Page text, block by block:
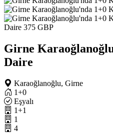
Daire 375 GBP
Girne
Daire
Karaoğlanoğlu, Girne
1+0
Eşyalı
1+1
1
4